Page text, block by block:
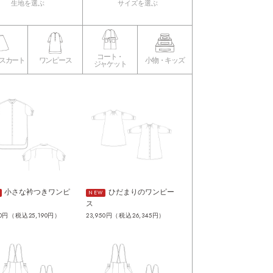
生地を選ぶ サイズを選ぶ
カート ワンピース コート・
ジャケット 小物・キッズ
小さな衿つきワンピ
（税込25,190円）
NEW
ひだまりのワンピー
ス
23,950円（税込26,345円）